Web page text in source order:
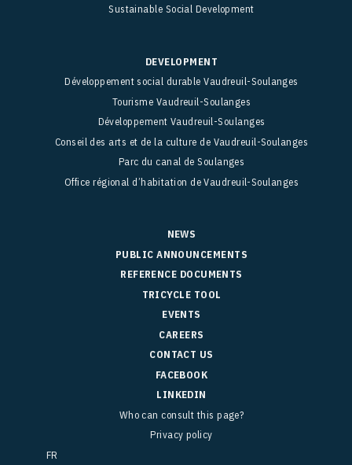
Sustainable Social Development
DEVELOPMENT
Développement social durable Vaudreuil-Soulanges
Tourisme Vaudreuil-Soulanges
Développement Vaudreuil-Soulanges
Conseil des arts et de la culture de Vaudreuil-Soulanges
Parc du canal de Soulanges
Office régional d’habitation de Vaudreuil-Soulanges
NEWS
PUBLIC ANNOUNCEMENTS
REFERENCE DOCUMENTS
TRICYCLE TOOL
EVENTS
CAREERS
CONTACT US
FACEBOOK
LINKEDIN
Who can consult this page?
Privacy policy
FR